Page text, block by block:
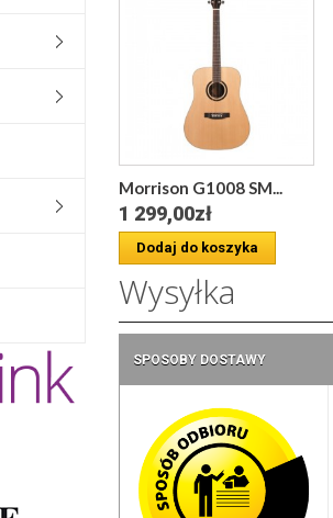
Morrison G1008 SM...
1 299,00zł
Dodaj do koszyka
Wysyłka
SPOSOBY DOSTAWY